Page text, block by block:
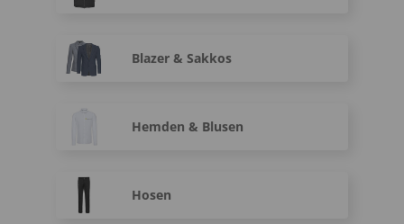
Blazer & Sakkos
Hemden & Blusen
Hosen